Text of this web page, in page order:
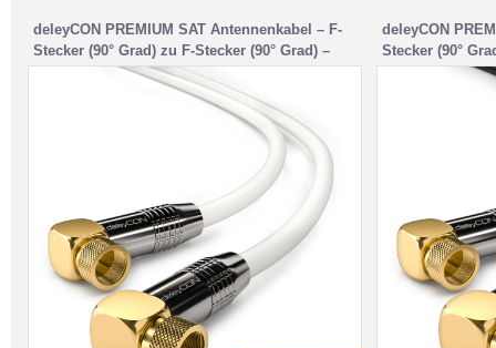
deleyCON PREMIUM SAT Antennenkabel – F-
Stecker (90° Grad) zu F-Stecker (90° Grad) –
Weiß
deleyCON
Stecker (90°
Schwarz